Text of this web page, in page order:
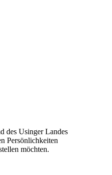
des Usinger Landes
Persönlichkeiten
möchten.